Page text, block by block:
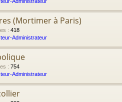
(Mortimer à Paris)
: 418
Administrateur
: 754
Administrateur